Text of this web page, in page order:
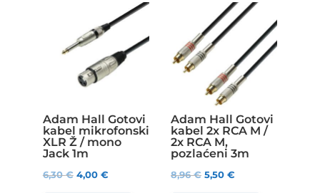
Adam Hall Gotovi
kabel mikrofonski
XLR Ž / mono
Jack 1m
6,30€ 4,00 €
Adam Hall Gotovi
kabel 2x RCA M /
2x RCA M,
pozlaćeni 3m
8,96€ 5,50 €